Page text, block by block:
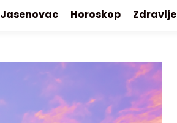
Jasenovac Horoskop Zdravlje